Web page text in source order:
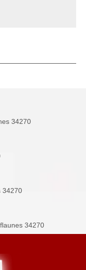
34270
34270
34270